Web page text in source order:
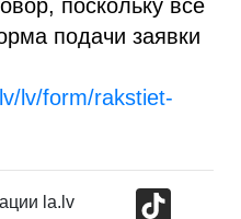
поскольку все
подачи заявки
lv/form/rakstiet-
la.lv